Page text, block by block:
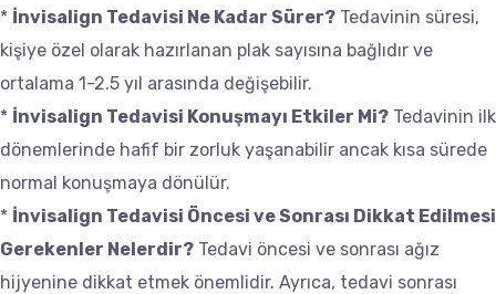
* İnvisalign Tedavisi Ne Kadar Sürer? Tedavinin süresi,
kişiye özel olarak hazırlanan plak sayısına bağlıdır ve
ortalama 1-2.5 yıl arasında değişebilir.
* İnvisalign Tedavisi Konuşmayı Etkiler Mi? Tedavinin ilk
dönemlerinde hafif bir zorluk yaşanabilir ancak kısa sürede
normal konuşmaya dönülür.
* İnvisalign Tedavisi Öncesi ve Sonrası Dikkat Edilmesi
Gerekenler Nelerdir? Tedavi öncesi ve sonrası ağız
hijyenine dikkat etmek önemlidir. Ayrıca, tedavi sonrası